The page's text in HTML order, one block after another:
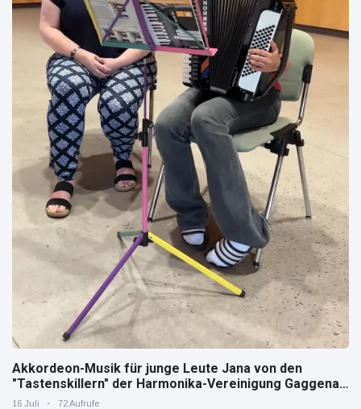
Akkordeon-Musik für junge Leute Jana von den
"Tastenskillern" der Harmonika-Vereinigung Gaggenau
zeigt, wie "jung" das Instrument sein kann.
16 Juli 72 Aufrufe